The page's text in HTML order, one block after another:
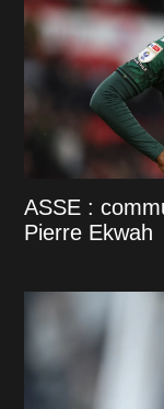
ASSE :
Pierre Ekwah